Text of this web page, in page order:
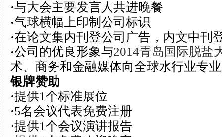
·与大会主要发言人共进晚餐
·气球横幅上印制公司标识
·在论文集内刊登公司广告，内文中刊
·公司的优良形象与2014青岛国际脱盐
术、商务和金融媒体向全球水行业专
银牌赞助
·提供1个标准展位
·5名会议代表免费注册
·提供1个会议演讲报告